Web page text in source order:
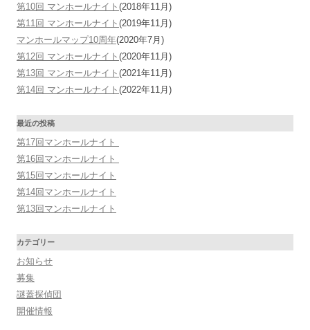
第10回 マンホールナイト (2018年11月)
第11回 マンホールナイト (2019年11月)
マンホールマップ10周年(2020年7月)
第12回 マンホールナイト (2020年11月)
第13回 マンホールナイト (2021年11月)
第14回 マンホールナイト (2022年11月)
最近の投稿
第17回マンホールナイト
第16回マンホールナイト
第15回マンホールナイト
第14回マンホールナイト
第13回マンホールナイト
カテゴリー
お知らせ
募集
謎蓋探偵団
開催情報